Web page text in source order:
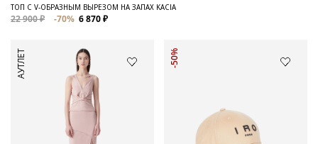
ТОП С V-ОБРАЗНЫМ ВЫРЕЗОМ НА ЗАПАХ KACIA
22 900 ₽ -70% 6 870 ₽
АУТЛЕТ -50%